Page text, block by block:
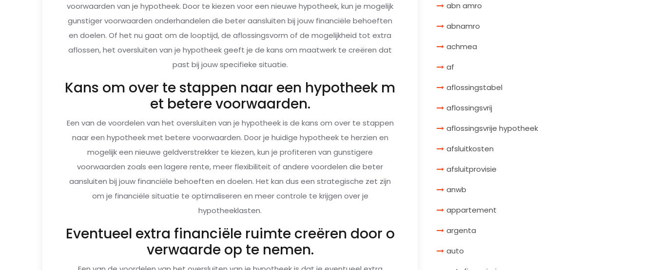
voorwaarden van je hypotheek. Door te kiezen voor een nieuwe hypotheek, kun je mogelijk
gunstiger voorwaarden onderhandelen die beter aansluiten bij jouw financiële behoeften
en doelen. Of het nu gaat om de looptijd, de aflossingsvorm of de mogelijkheid tot extra
aflossen, het oversluiten van je hypotheek geeft je de kans om maatwerk te creëren dat
past bij jouw specifieke situatie.
Kans om over te stappen naar een hypotheek m
et betere voorwaarden.
Een van de voordelen van het oversluiten van je hypotheek is de kans om over te stappen
naar een hypotheek met betere voorwaarden. Door je huidige hypotheek te herzien en
mogelijk een nieuwe geldverstrekker te kiezen, kun je profiteren van gunstigere
voorwaarden zoals een lagere rente, meer flexibiliteit of andere voordelen die beter
aansluiten bij jouw financiële behoeften en doelen. Het kan dus een strategische zet zijn
om je financiële situatie te optimaliseren en meer controle te krijgen over je
hypotheeklasten.
Eventueel extra financiële ruimte creëren door o
verwaarde op te nemen.
abn amro
abnamro
achmea
af
aflossingstabel
aflossingsvrij
aflossingsvrije hypotheek
afsluitkosten
afsluitprovisie
anwb
appartement
argenta
auto